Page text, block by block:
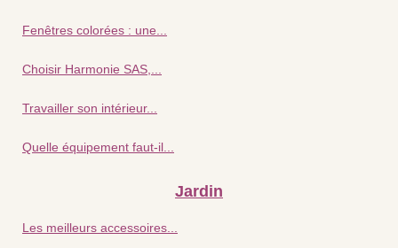
Fenêtres colorées : une...
Choisir Harmonie SAS,...
Travailler son intérieur...
Quelle équipement faut-il...
Jardin
Les meilleurs accessoires...